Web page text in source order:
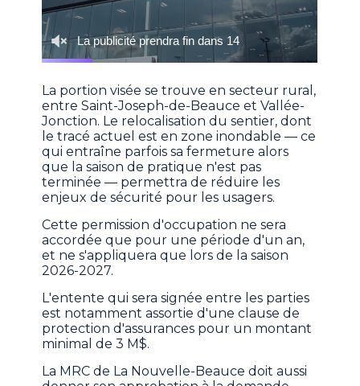
La portion visée se trouve en secteur rural,
entre Saint-Joseph-de-Beauce et Vallée-
Jonction. Le relocalisation du sentier, dont
le tracé actuel est en zone inondable — ce
qui entraîne parfois sa fermeture alors
que la saison de pratique n'est pas
terminée — permettra de réduire les
enjeux de sécurité pour les usagers.
Cette permission d'occupation ne sera
accordée que pour une période d'un an,
et ne s'appliquera que lors de la saison
2026-2027.
L'entente qui sera signée entre les parties
est notamment assortie d'une clause de
protection d'assurances pour un montant
minimal de 3 M$.
La MRC de La Nouvelle-Beauce doit aussi